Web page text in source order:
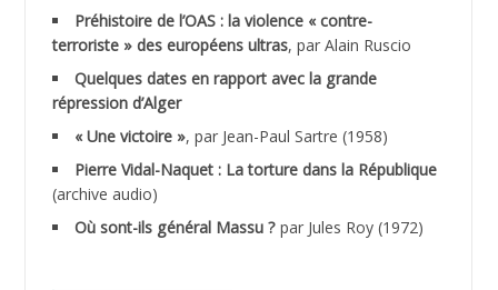
ADDAD
ADDALA Boualem*
ADDANE
ADDECHE Rachid
Préhistoire de l’OAS : la violence « contre-
terroriste » des européens ultras, par Alain Ruscio
Quelques dates en rapport avec la grande
répression d’Alger
« Une victoire », par Jean-Paul Sartre (1958)
Pierre Vidal-Naquet : La torture dans la République
(archive audio)
Où sont-ils général Massu ? par Jules Roy (1972)